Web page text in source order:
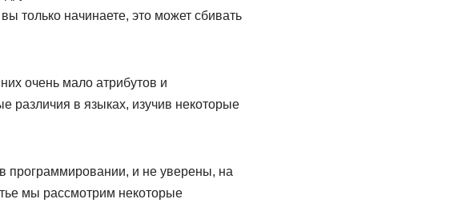
только начинаете, это может сбивать
очень мало атрибутов и
различия в языках, изучив некоторые
программировании, и не уверены, на
мы рассмотрим некоторые